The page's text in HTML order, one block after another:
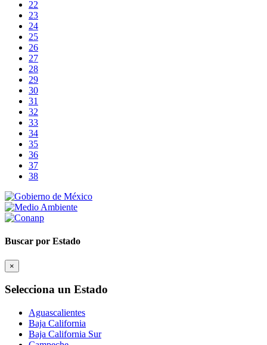
22
23
24
25
26
27
28
29
30
31
32
33
34
35
36
37
38
Buscar por Estado
×
Selecciona un Estado
Aguascalientes
Baja California
Baja California Sur